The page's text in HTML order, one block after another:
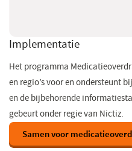
Implementatie
Het programma
en regio’s voor en ondersteunt
en de bijbehorende
gebeurt onder regie van Nictiz.
Samen voor